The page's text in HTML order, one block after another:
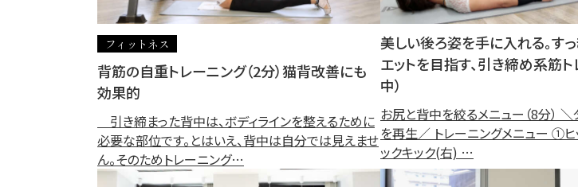
フィットネス
背筋の自重トレーニング（2分）猫背改善にも
効果的
引き締まった背中は、ボディラインを整えるために
必要な部位です。とはいえ、背中は自分では見えませ
ん。そのためトレーニング…
美しい後ろ姿を手に入れる。す
エットを目指す、引き締め系筋ト
中）
お尻と背中を絞るメニュー（8分）
を再生／ トレーニングメニュー ①
ックキック(右) …